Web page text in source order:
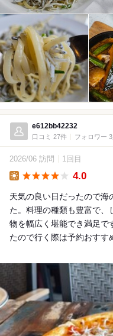
e612bb42232
口コミ 27件 フォロワー 3
2026/06 訪問 1回目
4.0
天気の良い日だったので海
た。料理の種類も豊富で、
物を幅広く堪能でき満足で
たので行く際は予約おすす